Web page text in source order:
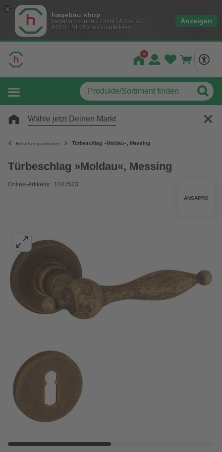
hagebau shop
hagebau connect GmbH & Co. KG
KOSTENLOS- In Google Play
Anzeigen
Wähle jetzt Deinen Markt
Rosettengarnituren Türbeschlag »Moldau«, Messing
Türbeschlag »Moldau«, Messing
Online-Artikelnr.: 1047523
ANSAPRO